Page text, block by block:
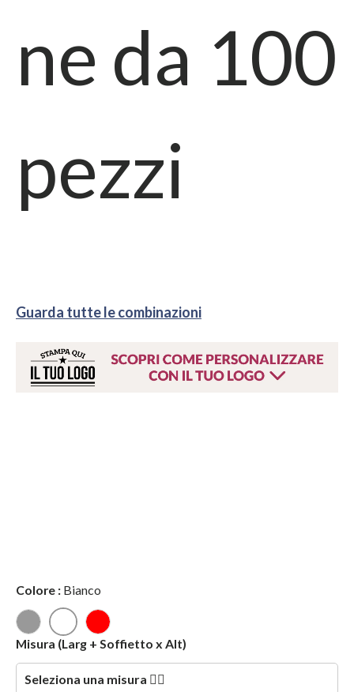
ne da 100
pezzi
Guarda tutte le combinazioni
Misura (Larg + Soffietto x Alt)
Colore : Bianco
Nero BiancoRosso